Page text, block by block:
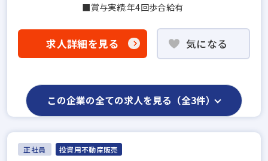
■賞与実績:年4回歩合給有
求人詳細を見る 気になる
この企業の全ての求人を見る（全3件）
正社員 投資用不動産販売